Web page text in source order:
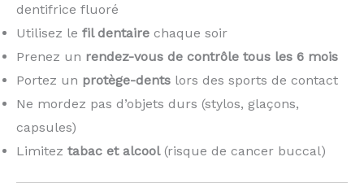
dentifrice fluoré
Utilisez le fil dentaire chaque soir
Prenez un rendez-vous de contrôle tous les 6 mois
Portez un protège-dents lors des sports de contact
Ne mordez pas d’objets durs (stylos, glaçons,
capsules)
Limitez tabac et alcool(risque de cancer buccal)